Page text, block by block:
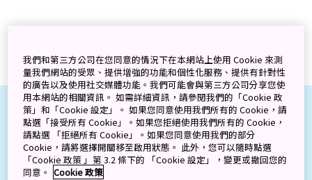
我們和第三方公司在您同意的情況下在本網站上使用 Cookie 來測
量我們網站的受眾、提供增強的功能和個性化服務、提供有針對性
的廣告以及使用社交媒體功能。我們可能會與第三方公司分享您使
用本網站的相關資訊。 如需詳細資訊，請參閱我們的「Cookie 政
策」和「Cookie 設定」。 如果您同意使用我們所有的 Cookie，請
點選「接受所有 Cookie」。如果您拒絕使用我們所有的 Cookie，
請點選 「拒絕所有 Cookie」。如果您同意使用我們的部分
Cookie，請將選擇開關移至啟用狀態。 此外，您可以隨時點選
「Cookie 政策 」第 3.2 條下的 「Cookie 設定」，變更或撤回您的
同意。 Cookie 政策